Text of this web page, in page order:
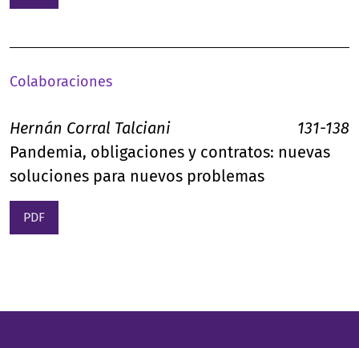
Colaboraciones
Hernán Corral Talciani
131-138
Pandemia, obligaciones y contratos: nuevas
soluciones para nuevos problemas
PDF